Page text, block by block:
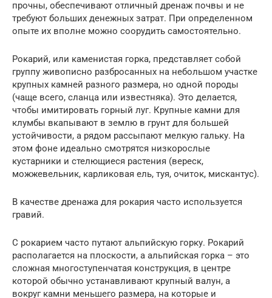
прочны, обеспечивают отличный дренаж почвы и не
требуют больших денежных затрат. При определенном
опыте их вполне можно соорудить самостоятельно.
Рокарий, или каменистая горка, представляет собой
группу живописно разбросанных на небольшом участке
крупных камней разного размера, но одной породы
(чаще всего, сланца или известняка). Это делается,
чтобы имитировать горный луг. Крупные камни для
клумбы вкапывают в землю в грунт для большей
устойчивости, а рядом рассыпают мелкую гальку. На
этом фоне идеально смотрятся низкорослые
кустарники и стелющиеся растения (вереск,
можжевельник, карликовая ель, туя, очиток, мискантус).
В качестве дренажа для рокария часто используется
гравий.
С рокарием часто путают альпийскую горку. Рокарий
располагается на плоскости, а альпийская горка – это
сложная многоступенчатая конструкция, в центре
которой обычно устанавливают крупный валун, а
вокруг камни меньшего размера, на которые и